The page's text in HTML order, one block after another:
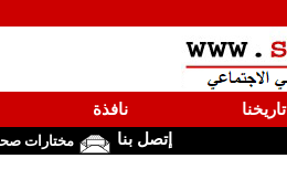
نافذة
إتصل بنا مختارات